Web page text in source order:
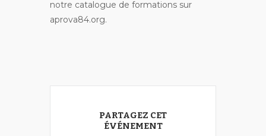
notre catalogue de formations sur
aprova84.org.
PARTAGEZ CET
ÉVÉNEMENT